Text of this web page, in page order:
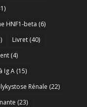
HNF1-beta (6)
Livret(40)
(4)
Ig A(15)
Rénale (22)
(23)